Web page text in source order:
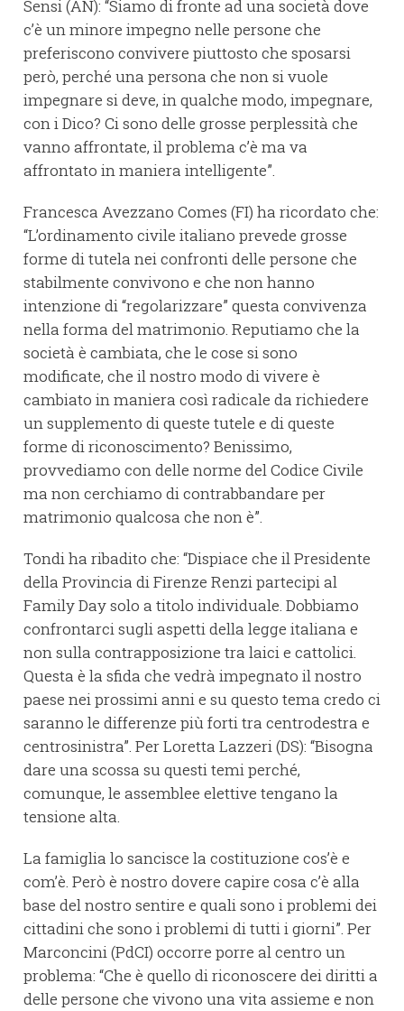
Sensi (AN): “Siamo di fronte ad una società dove
c’è un minore impegno nelle persone che
preferiscono convivere piuttosto che sposarsi
però, perché una persona che non si vuole
impegnare si deve, in qualche modo, impegnare,
con i Dico? Ci sono delle grosse perplessità che
vanno affrontate, il problema c’è ma va
affrontato in maniera intelligente”.
Francesca Avezzano Comes (FI) ha ricordato che:
“L’ordinamento civile italiano prevede grosse
forme di tutela nei confronti delle persone che
stabilmente convivono e che non hanno
intenzione di “regolarizzare” questa convivenza
nella forma del matrimonio. Reputiamo che la
società è cambiata, che le cose si sono
modificate, che il nostro modo di vivere è
cambiato in maniera così radicale da richiedere
un supplemento di queste tutele e di queste
forme di riconoscimento? Benissimo,
provvediamo con delle norme del Codice Civile
ma non cerchiamo di contrabbandare per
matrimonio qualcosa che non è”.
Tondi ha ribadito che: “Dispiace che il Presidente
della Provincia di Firenze Renzi partecipi al
Family Day solo a titolo individuale. Dobbiamo
confrontarci sugli aspetti della legge italiana e
non sulla contrapposizione tra laici e cattolici.
Questa è la sfida che vedrà impegnato il nostro
paese nei prossimi anni e su questo tema credo ci
saranno le differenze più forti tra centrodestra e
centrosinistra”. Per Loretta Lazzeri (DS): “Bisogna
dare una scossa su questi temi perché,
comunque, le assemblee elettive tengano la
tensione alta.
La famiglia lo sancisce la costituzione cos’è e
com’è. Però è nostro dovere capire cosa c’è alla
base del nostro sentire e quali sono i problemi dei
cittadini che sono i problemi di tutti i giorni”. Per
Marconcini (PdCI) occorre porre al centro un
problema: “Che è quello di riconoscere dei diritti a
delle persone che vivono una vita assieme e non